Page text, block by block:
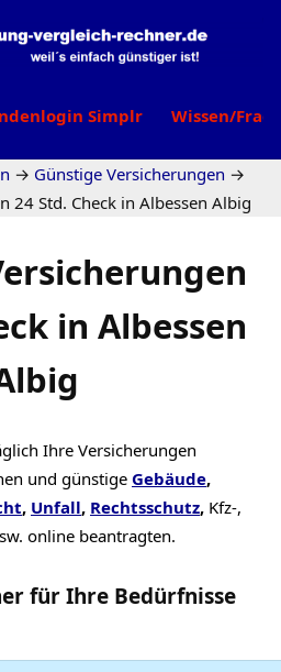
Simplr Wissen/
→ Günstige Versicherungen →
24 Std. Check in Albessen Albig
in Albessen
Ihre Versicherungen
und günstige Gebäude,
, Unfall, Rechtsschutz, Kfz-,
online beantragten.
für Ihre Bedürfnisse